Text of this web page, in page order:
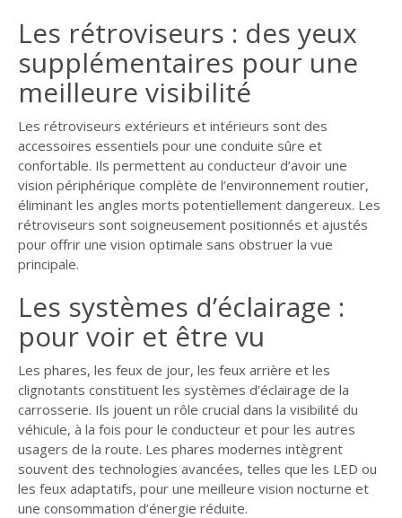
Les rétroviseurs : des yeux
supplémentaires pour une
meilleure visibilité
Les rétroviseurs extérieurs et intérieurs sont des
accessoires essentiels pour une conduite sûre et
confortable. Ils permettent au conducteur d’avoir une
vision périphérique complète de l’environnement routier,
éliminant les angles morts potentiellement dangereux. Les
rétroviseurs sont soigneusement positionnés et ajustés
pour offrir une vision optimale sans obstruer la vue
principale.
Les systèmes d’éclairage :
pour voir et être vu
Les phares, les feux de jour, les feux arrière et les
clignotants constituent les systèmes d’éclairage de la
carrosserie. Ils jouent un rôle crucial dans la visibilité du
véhicule, à la fois pour le conducteur et pour les autres
usagers de la route. Les phares modernes intègrent
souvent des technologies avancées, telles que les LED ou
les feux adaptatifs, pour une meilleure vision nocturne et
une consommation d’énergie réduite.